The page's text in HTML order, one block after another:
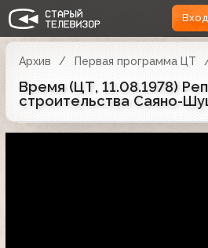
Архив Первая программа ЦТ
Время (ЦТ, 11.08.1978)
строительства Саяно-